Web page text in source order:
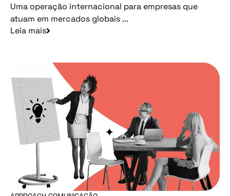
Uma operação internacional para empresas que
atuam em mercados globais ...
Leia mais